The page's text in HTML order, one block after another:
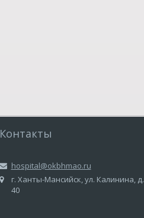
Контакты
hospital@okbhmao.ru
г. Ханты-Мансийск, ул. Калинина, д.
40